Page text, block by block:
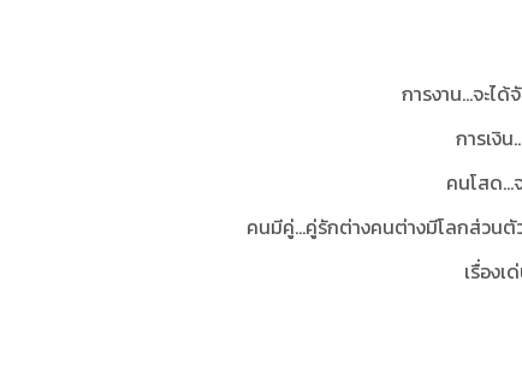
การงาน...จะไ
การเงิน
คนโสด...
คนมีคู่...คู่รักต่างคนต่างมีโลกส่วน
เรื่องเ